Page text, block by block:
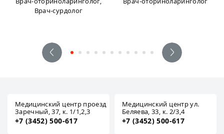
Врач-сурдолог
Медицинский центр проезд
Заречный, 37, к. 1/1,2,3
+7 (3452) 500-617
Медицинский центр ул.
Беляева, 33, к. 2/3,4
+7 (3452) 500-617